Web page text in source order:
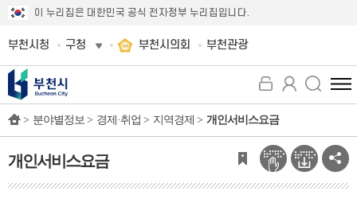
이 누리집은 대한민국 공식 전자정부 누리집입니다.
부천시청 구청 부천시의회 부천관광
전
체
뉴
보
기
> 분야별정보 > 경제·취업 > 지역경제 > 개인서비스요금
개인서비스요금